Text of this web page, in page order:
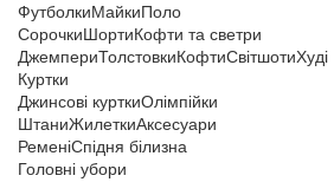
ФутболкиМайкиПоло
СорочкиШортиКофти та светри
ДжемпериТолстовкиКофтиСвітшотиХуді
Куртки
Джинсові курткиОлімпійки
ШтаниЖилеткиАксесуари
РеменіСпідня білизна
Головні убори